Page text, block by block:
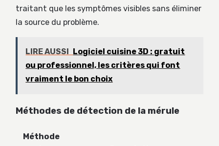
traitant que les symptômes visibles sans éliminer
la source du problème.
LIRE AUSSI
Logiciel cuisine 3D : gratuit
ou professionnel, les critères qui font
vraiment le bon choix
Méthodes de détection de la mérule
Méthode